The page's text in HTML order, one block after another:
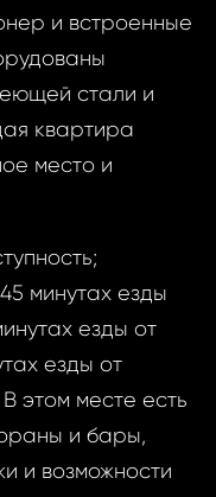
и встроенные
стали и
квартира
место и
минутах езды
езды от
езды от
этом месте есть
и бары,
и возможности
1
Ваш